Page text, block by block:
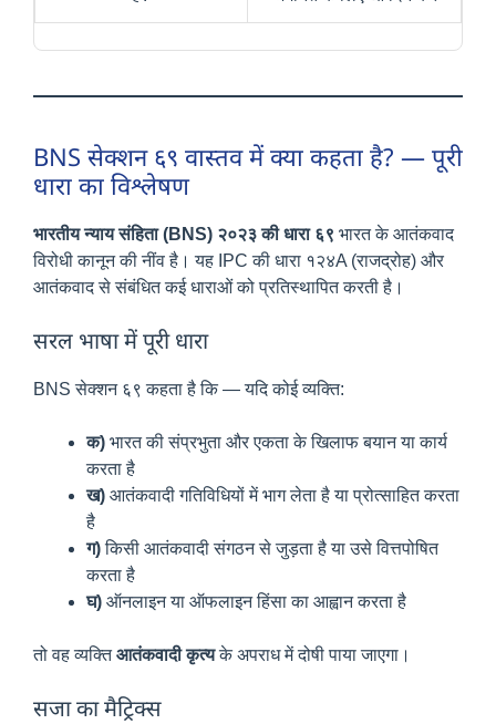
BNS सेक्शन ६९ वास्तव में क्या कहता है? — पूरी
धारा का विश्लेषण
भारतीय न्याय संहिता (BNS) २०२३ की धारा ६९ भारत के आतंकवाद
विरोधी कानून की नींव है। यह IPC की धारा १२४A (राजद्रोह) और
आतंकवाद से संबंधित कई धाराओं को प्रतिस्थापित करती है।
सरल भाषा में पूरी धारा
BNS सेक्शन ६९ कहता है कि — यदि कोई व्यक्ति:
क) भारत की संप्रभुता और एकता के खिलाफ बयान या कार्य
करता है
ख) आतंकवादी गतिविधियों में भाग लेता है या प्रोत्साहित करता
है
ग)किसी आतंकवादी संगठन से जुड़ता है या उसे वित्तपोषित
करता है
घ) ऑनलाइन या ऑफलाइन हिंसा का आह्वान करता है
तो वह व्यक्तिआतंकवादी कृत्यके अपराध में दोषी पाया जाएगा।
सजा का मैट्रिक्स